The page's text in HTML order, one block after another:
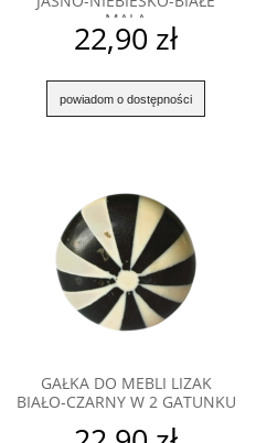
MAŁA
22,90 zł
powiadom o dostępności
GAŁKA DO MEBLI LIZAK
BIAŁO-CZARNY W 2 GATUNKU